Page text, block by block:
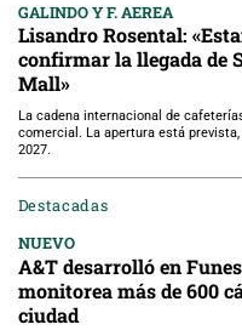
GALINDO Y F. AEREA
Lisandro Rosental:
confirmar la llegada de
Mall»
La cadena internacional de
comercial. La apertura está
2027.
Destacadas
NUEVO
A&T desarrolló en
monitorea más de 600
ciudad